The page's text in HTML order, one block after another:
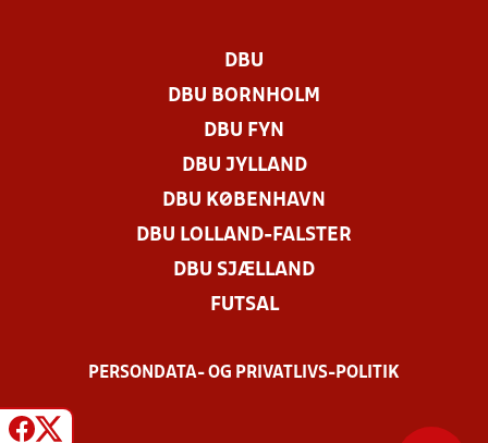
DBU
DBU BORNHOLM
DBU FYN
DBU JYLLAND
DBU KØBENHAVN
DBU LOLLAND-FALSTER
DBU SJÆLLAND
FUTSAL
PERSONDATA- OG PRIVATLIVS-POLITIK